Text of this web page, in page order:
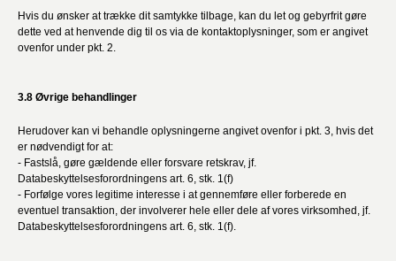
Hvis du ønsker at trække dit samtykke tilbage, kan du let og gebyrfrit gøre
dette ved at henvende dig til os via de kontaktoplysninger, som er angivet
ovenfor under pkt. 2.
3.8 Øvrige behandlinger
Herudover kan vi behandle oplysningerne angivet ovenfor i pkt. 3, hvis det
er nødvendigt for at:
- Fastslå, gøre gældende eller forsvare retskrav, jf.
Databeskyttelsesforordningens art. 6, stk. 1(f)
- Forfølge vores legitime interesse i at gennemføre eller forberede en
eventuel transaktion, der involverer hele eller dele af vores virksomhed, jf.
Databeskyttelsesforordningens art. 6, stk. 1(f).